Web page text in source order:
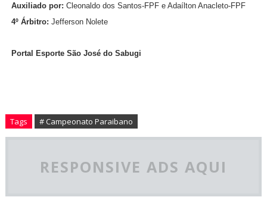
Auxiliado por: Cleonaldo dos Santos-FPF e Adaílton Anacleto-FPF
4º Árbitro: Jefferson Nolete
Portal Esporte São José do Sabugi
Tags # Campeonato Paraibano
RESPONSIVE ADS AQUI